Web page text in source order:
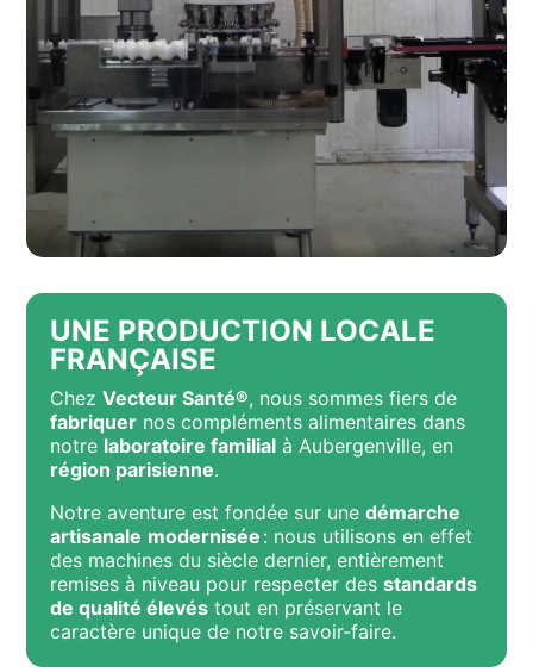
UNE PRODUCTION LOCALE
FRANÇAISE
ChezVecteur Santé®, nous sommes fiers de
fabriquer nos compléments alimentaires dans
notre laboratoire familial à Aubergenville, en
région parisienne.
Notre aventure est fondée sur unedémarche
artisanale modernisée : nous utilisons en effet
des machines du siècle dernier, entièrement
remises à niveau pour respecter desstandards
de qualité élevés tout en préservant le
caractère unique de notre savoir-faire.